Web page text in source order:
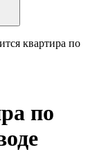
квартира по
по